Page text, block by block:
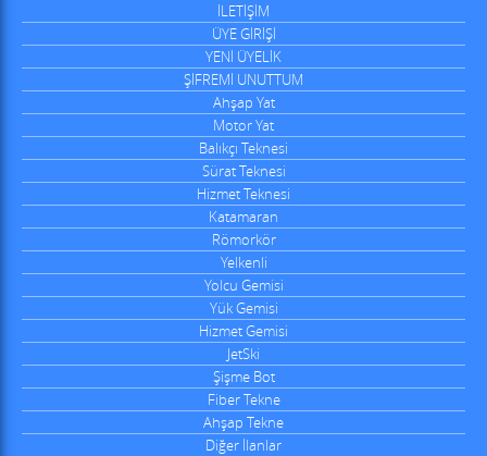
İLETİŞİM
ÜYE GİRİŞİ
YENİ ÜYELİK
ŞİFREMİ UNUTTUM
Ahşap Yat
Motor Yat
Balıkçı Teknesi
Sürat Teknesi
Hizmet Teknesi
Katamaran
Römorkör
Yelkenli
Yolcu Gemisi
Yük Gemisi
Hizmet Gemisi
JetSki
Şişme Bot
Fiber Tekne
Ahşap Tekne
Diğer İlanlar